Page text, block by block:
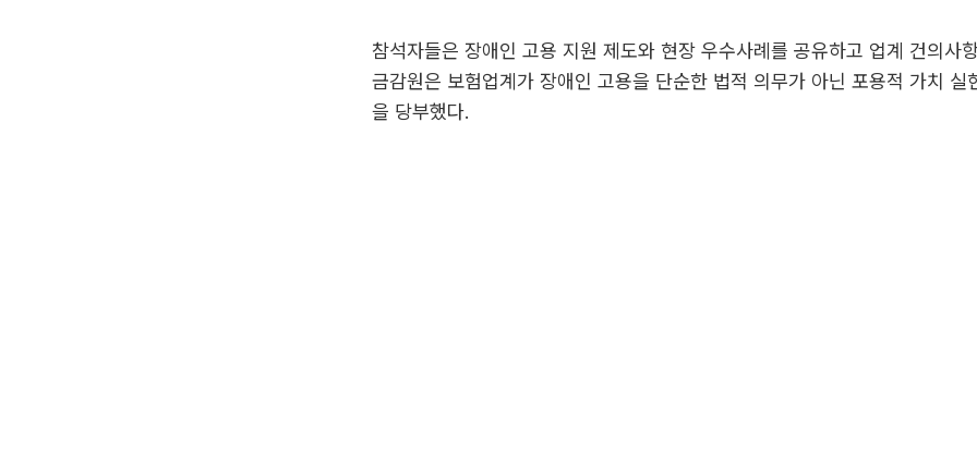
참석자들은 장애인 고용 지원 제도와 현장 우수사례를 공유하고 업계 건의사
금감원은 보험업계가 장애인 고용을 단순한 법적 의무가 아닌 포용적 가치 실
을 당부했다.